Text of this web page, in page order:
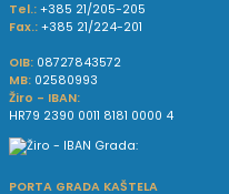
Tel.: +385 21/205-205
Fax.: +385 21/224-201
OIB: 08727843572
MB: 02580993
Žiro - IBAN:
HR79 2390 0011 8181 0000 4
PORTA GRADA KAŠTELA